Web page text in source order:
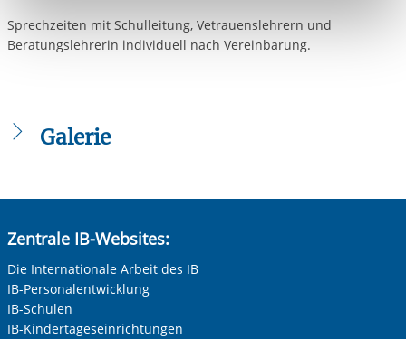
berechtigter Interessen und daher unabhängig von einer
Einwilligung.
Sprechzeiten mit Schulleitung, Vetrauenslehrern und
Beratungslehrerin individuell nach Vereinbarung.
Galerie
Zentrale IB-Websites:
Die Internationale Arbeit des IB
IB-Personalentwicklung
IB-Schulen
IB-Kindertageseinrichtungen